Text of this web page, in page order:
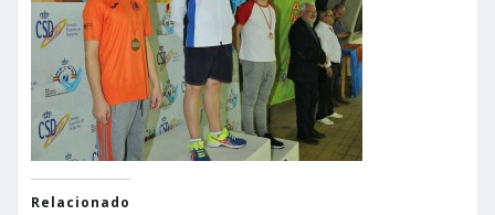
Relacionado